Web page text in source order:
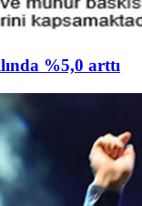
%5,0 arttı